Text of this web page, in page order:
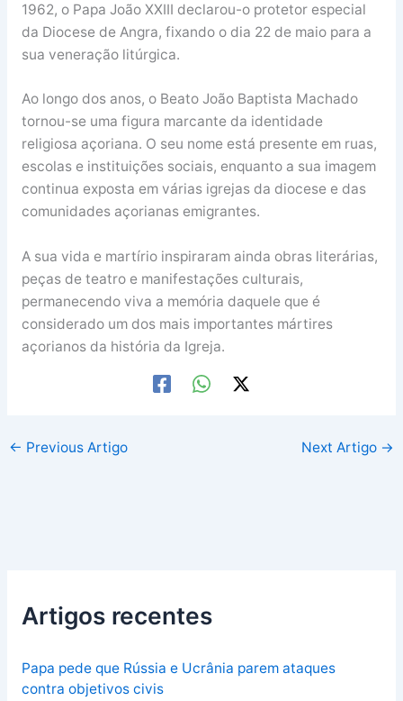
1962, o Papa João XXIII declarou-o protetor especial
da Diocese de Angra, fixando o dia 22 de maio para a
sua veneração litúrgica.
Ao longo dos anos, o Beato João Baptista Machado
tornou-se uma figura marcante da identidade
religiosa açoriana. O seu nome está presente em ruas,
escolas e instituições sociais, enquanto a sua imagem
continua exposta em várias igrejas da diocese e das
comunidades açorianas emigrantes.
A sua vida e martírio inspiraram ainda obras literárias,
peças de teatro e manifestações culturais,
permanecendo viva a memória daquele que é
considerado um dos mais importantes mártires
açorianos da história da Igreja.
← Previous Artigo Next Artigo →
Artigos recentes
Papa pede que Rússia e Ucrânia parem ataques
contra objetivos civis